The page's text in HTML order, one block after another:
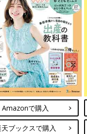
Amazonで購入
ブックスで購入